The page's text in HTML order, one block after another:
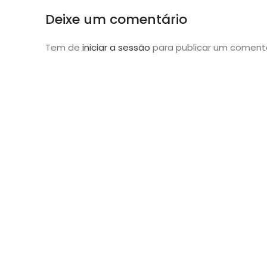
Deixe um comentário
Tem de iniciar a sessão para publicar um